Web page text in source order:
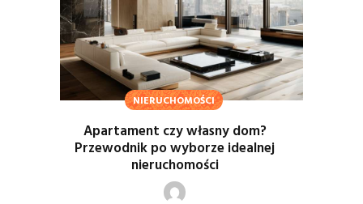
NIERUCHOMOŚCI
Apartament czy własny dom?
Przewodnik po wyborze idealnej
nieruchomości